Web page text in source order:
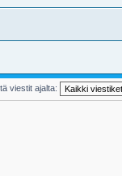
viestit ajalta: